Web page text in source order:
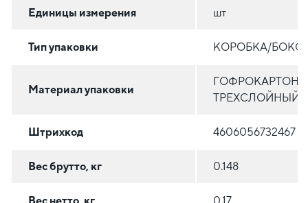
Единицы измерения шт
Тип упаковки КОРОБКА/БОКС
Материал упаковки
ГОФРОКАРТОН
ТРЕХСЛОЙНЫЙ
Штрихкод 4606056732467
Вес брутто, кг 0.148